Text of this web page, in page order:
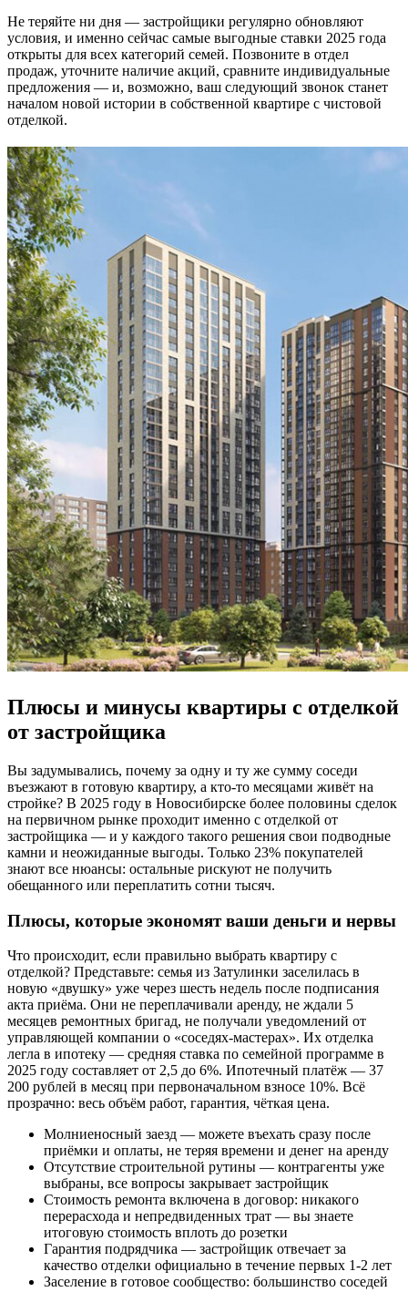
Не теряйте ни дня — застройщики регулярно обновляют
условия, и именно сейчас самые выгодные ставки 2025 года
открыты для всех категорий семей. Позвоните в отдел
продаж, уточните наличие акций, сравните индивидуальные
предложения — и, возможно, ваш следующий звонок станет
началом новой истории в собственной квартире с чистовой
отделкой.
Плюсы и минусы квартиры с отделкой
от застройщика
Вы задумывались, почему за одну и ту же сумму соседи
въезжают в готовую квартиру, а кто-то месяцами живёт на
стройке? В 2025 году в Новосибирске более половины сделок
на первичном рынке проходит именно с отделкой от
застройщика — и у каждого такого решения свои подводные
камни и неожиданные выгоды. Только 23% покупателей
знают все нюансы: остальные рискуют не получить
обещанного или переплатить сотни тысяч.
Плюсы, которые экономят ваши деньги и нервы
Что происходит, если правильно выбрать квартиру с
отделкой? Представьте: семья из Затулинки заселилась в
новую «двушку» уже через шесть недель после подписания
акта приёма. Они не переплачивали аренду, не ждали 5
месяцев ремонтных бригад, не получали уведомлений от
управляющей компании о «соседях-мастерах». Их отделка
легла в ипотеку — средняя ставка по семейной программе в
2025 году составляет от 2,5 до 6%. Ипотечный платёж — 37
200 рублей в месяц при первоначальном взносе 10%. Всё
прозрачно: весь объём работ, гарантия, чёткая цена.
Молниеносный заезд — можете въехать сразу после
приёмки и оплаты, не теряя времени и денег на аренду
Отсутствие строительной рутины — контрагенты уже
выбраны, все вопросы закрывает застройщик
Стоимость ремонта включена в договор: никакого
перерасхода и непредвиденных трат — вы знаете
итоговую стоимость вплоть до розетки
Гарантия подрядчика — застройщик отвечает за
качество отделки официально в течение первых 1-2 лет
Заселение в готовое сообщество: большинство соседей